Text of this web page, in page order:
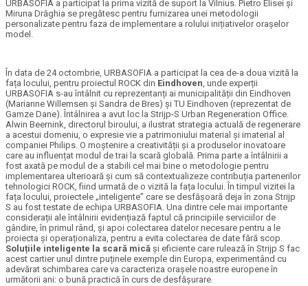
URBASOFIA a participat la prima vizită de suport la Vilnius. Pietro Elisei și
Miruna Drăghia se pregătesc pentru furnizarea unei metodologii
personalizate pentru faza de implementare a rolului inițiativelor orașelor
model.
În data de 24 octombrie, URBASOFIA a participat la cea de-a doua vizită la
fața locului, pentru proiectul ROCK din Eindhoven, unde experții
URBASOFIA s-au întâlnit cu reprezentanți ai municipalității din Eindhoven
(Marianne Willemsen și Sandra de Bres) și TU Eindhoven (reprezentat de
Gamze Dane). Întâlnirea a avut loc la Strijp-S Urban Regeneration Office.
Alwin Beernink, directorul biroului, a ilustrat strategia actuală de regenerare
a acestui domeniu, o expresie vie a patrimoniului material și imaterial al
companiei Philips. O moștenire a creativității și a produselor inovatoare
care au influențat modul de trai la scară globală. Prima parte a întâlnirii a
fost axată pe modul de a stabili cel mai bine o metodologie pentru
implementarea ulterioară și cum să contextualizeze contribuția partenerilor
tehnologici ROCK, fiind urmată de o vizită la fața locului. În timpul vizitei la
fața locului, proiectele „inteligente” care se desfășoară deja în zona Strijp
S au fost testate de echipa URBASOFIA. Una dintre cele mai importante
considerații ale întâlnirii evidențiază faptul că principiile serviciilor de
gândire, în primul rând, și apoi colectarea datelor necesare pentru a le
proiecta și operaționaliza, pentru a evita colectarea de date fără scop.
Soluțiile inteligente la scară mică și eficiente care rulează în Strijp S fac
acest cartier unul dintre puținele exemple din Europa, experimentând cu
adevărat schimbarea care va caracteriza orașele noastre europene în
următorii ani: o bună practică în curs de desfășurare.